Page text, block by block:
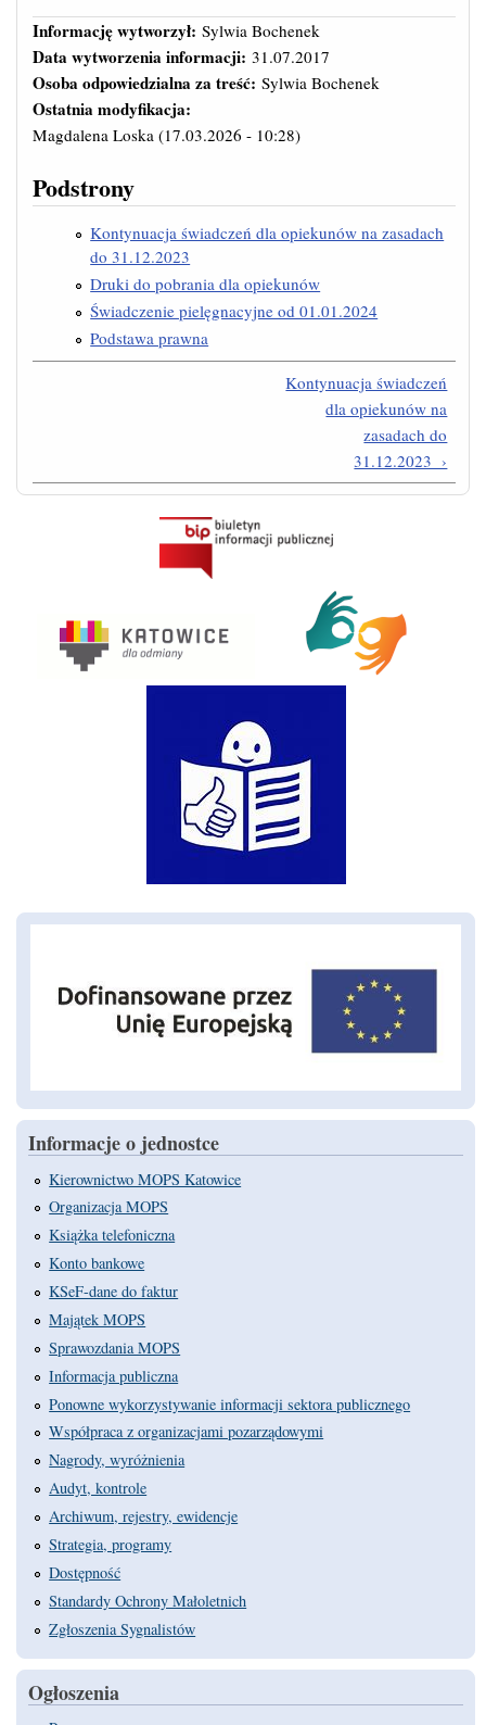
Informację wytworzył: Sylwia Bochenek
Data wytworzenia informacji: 31.07.2017
Osoba odpowiedzialna za treść: Sylwia Bochenek
Ostatnia modyfikacja:
Magdalena Loska (17.03.2026 - 10:28)
Podstrony
Kontynuacja świadczeń dla opiekunów na zasadach
do 31.12.2023
Druki do pobrania dla opiekunów
Świadczenie pielęgnacyjne od 01.01.2024
Podstawa prawna
Kontynuacja świadczeń
dla opiekunów na
zasadach do
31.12.2023 ›
Informacje o jednostce
Kierownictwo MOPS Katowice
Organizacja MOPS
Książka telefoniczna
Konto bankowe
KSeF-dane do faktur
Majątek MOPS
Sprawozdania MOPS
Informacja publiczna
Ponowne wykorzystywanie informacji sektora publicznego
Współpraca z organizacjami pozarządowymi
Nagrody, wyróżnienia
Audyt, kontrole
Archiwum, rejestry, ewidencje
Strategia, programy
Dostępność
Standardy Ochrony Małoletnich
Zgłoszenia Sygnalistów
Ogłoszenia